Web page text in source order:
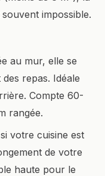
impossible.
au mur, elle se
repas. Idéale
Compte 60-
rangée.
votre cuisine est
de votre
haute pour le